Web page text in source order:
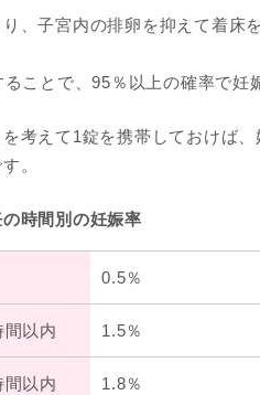
、子宮内の排卵を抑えて着床
ことで、95％以上の確率で妊
考えて1錠を携帯しておけば
。
時間別の妊娠率
0.5％
間以内 1.5％
間以内 1.8％